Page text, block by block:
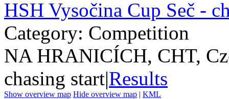
HSH Vysočina Cup Seč -
Category: Competition
NA HRANICÍCH, CHT,
chasing start|Results
Show overview map Hide overview map | KML